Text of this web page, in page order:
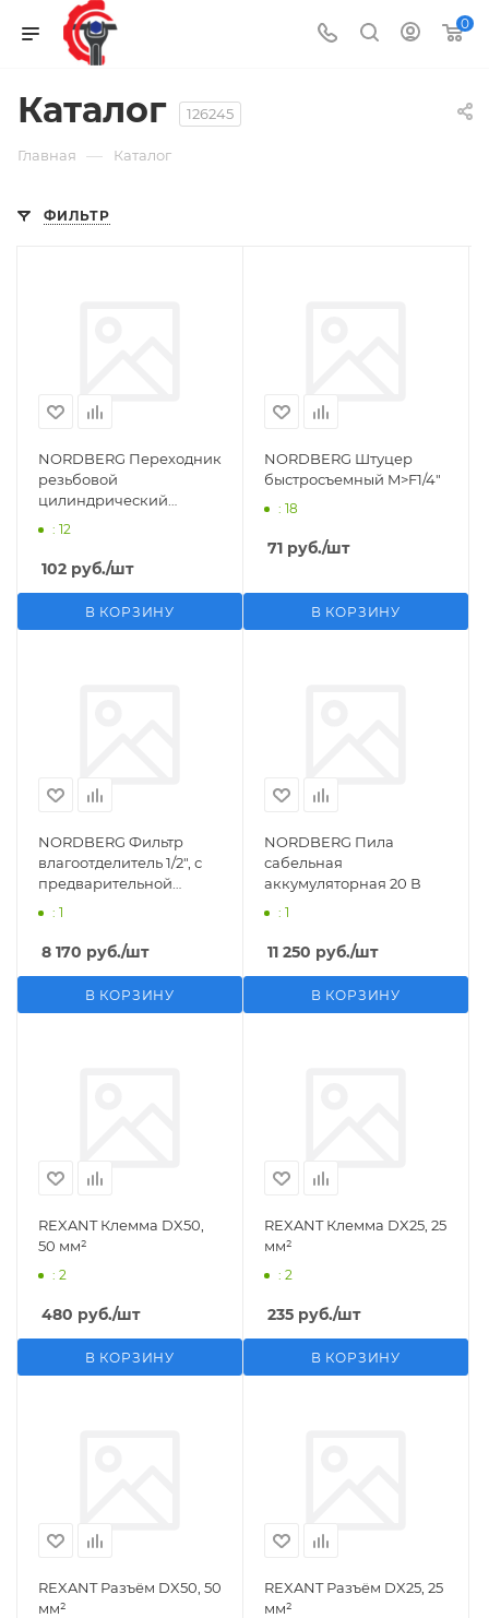
0
Каталог 126245
Главная — Каталог
ФИЛЬТР
NORDBERG Переходник
резьбовой
цилиндрический
M1/2">F1/4"
: 12
102 руб./шт
В КОРЗИНУ
NORDBERG Штуцер
быстросъемный M>F1/4"
: 18
71 руб./шт
В КОРЗИНУ
NORDBERG Фильтр
влагоотделитель 1/2", с
предварительной
фильтрацией
: 1
8 170 руб./шт
В КОРЗИНУ
NORDBERG Пила
сабельная
аккумуляторная 20 В
: 1
11 250 руб./шт
В КОРЗИНУ
REXANT Клемма DX50,
50 мм²
: 2
480 руб./шт
В КОРЗИНУ
REXANT Клемма DX25, 25
мм²
: 2
235 руб./шт
В КОРЗИНУ
REXANT Разъём DX50, 50
мм²
REXANT Разъём DX25, 25
мм²